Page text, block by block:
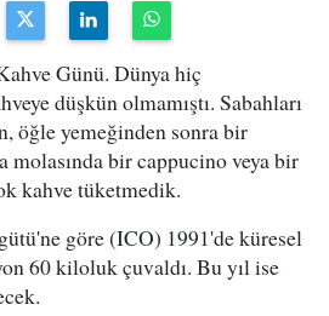
Günü. Dünya hiç
düşkün olmamıştı. Sabahları
öğle yemeğinden sonra bir
molasında bir cappucino veya bir
kahve tüketmedik.
göre (ICO) 1991'de küresel
60 kiloluk çuvaldı. Bu yıl ise